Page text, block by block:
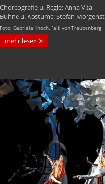
Choreografie u. Regie: Anna Vita
Bühne u. Kostüme: Stefan
Foto: Gabriela Knoch, Falk von Traubenberg
mehr lesen